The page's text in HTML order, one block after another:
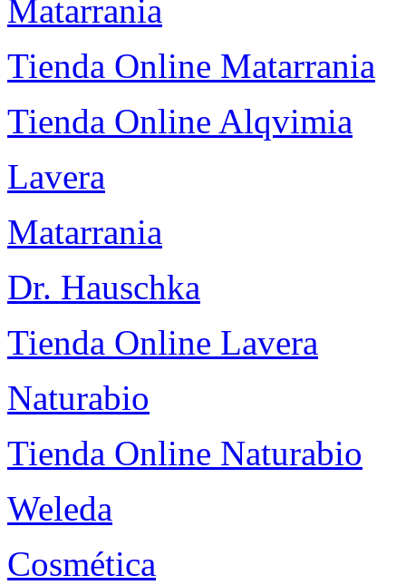
Matarrania
Tienda Online Matarrania
Tienda Online Alqvimia
Lavera
Matarrania
Dr. Hauschka
Tienda Online Lavera
Naturabio
Tienda Online Naturabio
Weleda
Cosmética